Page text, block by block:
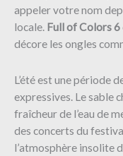
appeler votre nom
locale. Full of Colors 6
décore les ongles
L’été est une période
expressives. Le sable
fraîcheur de l’eau de
des concerts du
l’atmosphère insolite